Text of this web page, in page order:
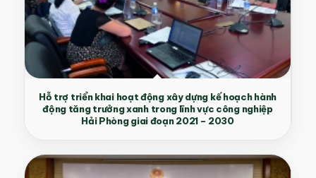
Hỗ trợ triển khai hoạt động xây dựng kế hoạch hành
động tăng trưởng xanh trong lĩnh vực công nghiệp
Hải Phòng giai đoạn 2021 – 2030